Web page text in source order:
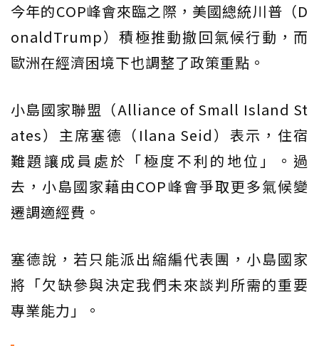
今年的COP峰會來臨之際，美國總統川普（D
onaldTrump）積極推動撤回氣候行動，而
歐洲在經濟困境下也調整了政策重點。
小島國家聯盟（Alliance of Small Island St
ates）主席塞德（Ilana Seid）表示，住宿
難題讓成員處於「極度不利的地位」。過
去，小島國家藉由COP峰會爭取更多氣候變
遷調適經費。
塞德說，若只能派出縮編代表團，小島國家
將「欠缺參與決定我們未來談判所需的重要
專業能力」。